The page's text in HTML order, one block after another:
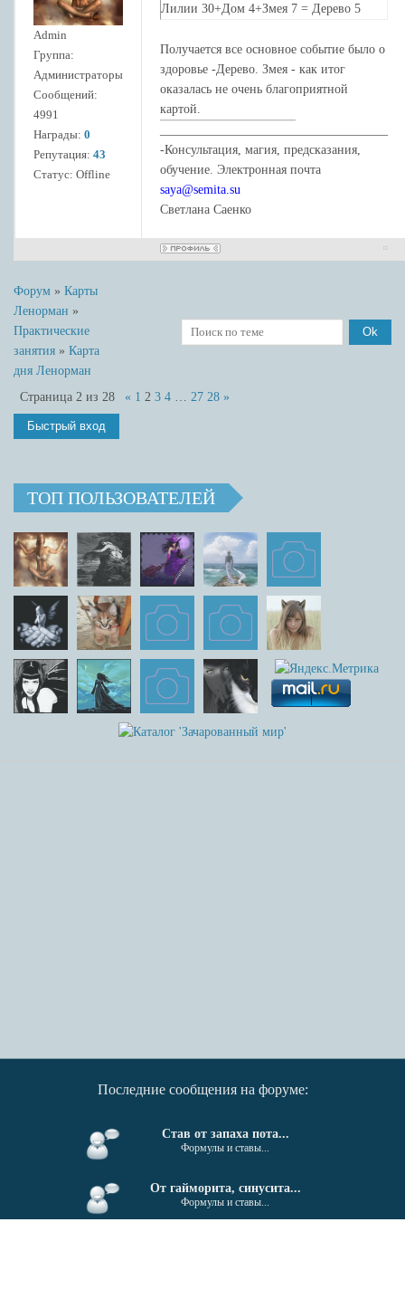
Admin
Группа:
Администраторы
Сообщений:
4991
Награды: 0
Репутация: 43
Статус: Offline
Лилии 30+Дом 4+Змея 7 = Дерево 5
Получается все основное событие было о
здоровье -Дерево. Змея - как итог
оказалась не очень благоприятной
картой.
-Консультация, магия, предсказания,
обучение. Электронная почта
saya@semita.su
Светлана Саенко
Форум » Карты
Ленорман »
Практические
занятия » Карта
дня Ленорман
Страница 2 из 28 « 1 2 3 4 27 28 »
ТОП ПОЛЬЗОВАТЕЛЕЙ
Последние сообщения на форуме:
Став от запаха пота...
Формулы и ставы...
От гайморита, синусита...
Формулы и ставы...